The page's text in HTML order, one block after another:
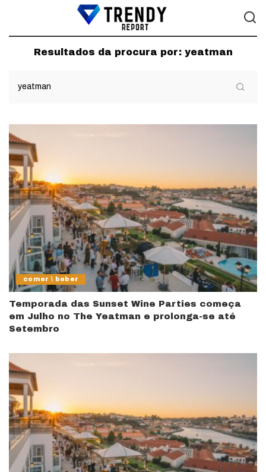
Resultados da procura por: yeatman
comer \ beber
Temporada das Sunset Wine Parties começa
em Julho no The Yeatman e prolonga-se até
Setembro